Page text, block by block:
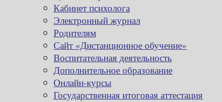
Кабинет психолога
Электронный журнал
Родителям
Сайт «Дистанционное обучение»
Воспитательная деятельность
Дополнительное образование
Онлайн-курсы
Государственная итоговая аттестация